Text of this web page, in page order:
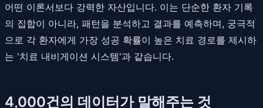
어떤 이론서보다 강력한 자산입니다. 이는 단순한 환자 기록
의 집합이 아니라, 패턴을 분석하고 결과를 예측하며, 궁극적
으로 각 환자에게 가장 성공 확률이 높은 치료 경로를 제시하
는 '치료 내비게이션 시스템'과 같습니다.
4,000건의 데이터가 말해주는 것